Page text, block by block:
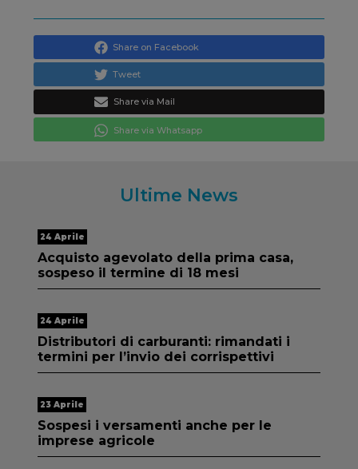
Share
Tweet
Share
Share via Whatsapp
Ultime News
24 Aprile
Acquisto agevolato della prima casa,
sospeso il termine di 18 mesi
24 Aprile
Distributori di carburanti: rimandati i
termini per l’invio dei corrispettivi
23 Aprile
Sospesi i versamenti anche per le
imprese agricole